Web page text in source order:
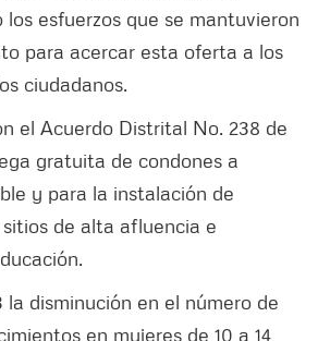
los esfuerzos que se mantuvieron
para acercar esta oferta a los
ciudadanos.
el Acuerdo Distrital No. 238 de
gratuita de condones a
y para la instalación de
de alta afluencia e
la disminución en el número de
en mujeres de 10 a 14